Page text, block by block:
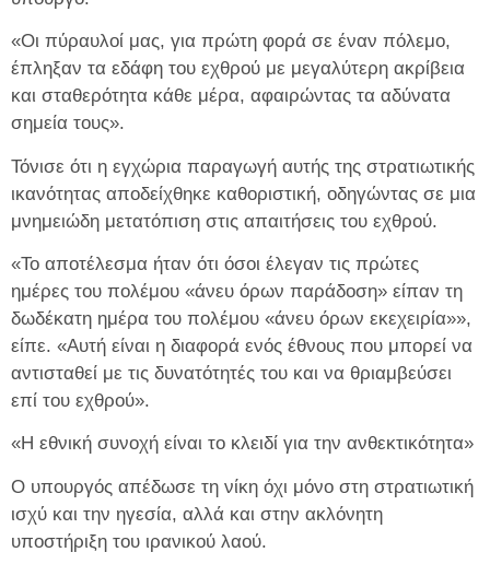
«Οι πύραυλοί μας, για πρώτη φορά σε έναν πόλεμο,
έπληξαν τα εδάφη του εχθρού με μεγαλύτερη ακρίβεια
και σταθερότητα κάθε μέρα, αφαιρώντας τα αδύνατα
σημεία τους».
Τόνισε ότι η εγχώρια παραγωγή αυτής της στρατιωτικής
ικανότητας αποδείχθηκε καθοριστική, οδηγώντας σε μια
μνημειώδη μετατόπιση στις απαιτήσεις του εχθρού.
«Το αποτέλεσμα ήταν ότι όσοι έλεγαν τις πρώτες
ημέρες του πολέμου «άνευ όρων παράδοση» είπαν τη
δωδέκατη ημέρα του πολέμου «άνευ όρων εκεχειρία»»,
είπε. «Αυτή είναι η διαφορά ενός έθνους που μπορεί να
αντισταθεί με τις δυνατότητές του και να θριαμβεύσει
επί του εχθρού».
«Η εθνική συνοχή είναι το κλειδί για την ανθεκτικότητα»
Ο υπουργός απέδωσε τη νίκη όχι μόνο στη στρατιωτική
ισχύ και την ηγεσία, αλλά και στην ακλόνητη
υποστήριξη του ιρανικού λαού.